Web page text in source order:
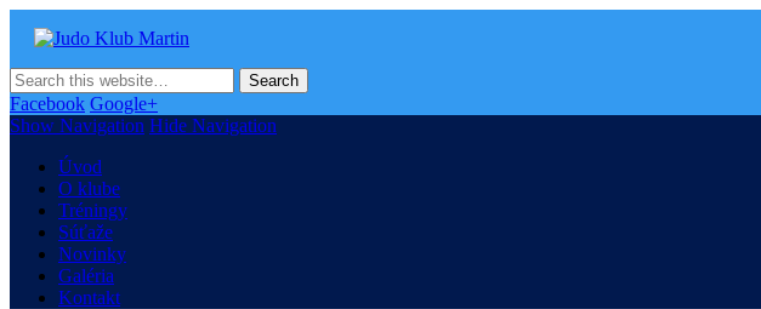
Oficiálna stránka Judo klubu v Martine
Facebook Google+
Show Navigation Hide Navigation
Úvod
O klube
Tréningy
Súťaže
Novinky
Galéria
Kontakt